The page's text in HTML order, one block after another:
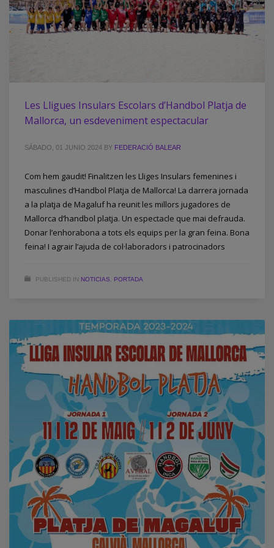
Les Lligues Insulars Escolars d’Handbol Platja de
Mallorca, un esdeveniment espectacular
SÁBADO, 01 JUNIO 2024 BY FEDERACIÓ BALEAR
Com hem gaudit! Finalitzen les Lliges Insulars femenines i
masculines d’Handbol Platja de Mallorca! La darrera jornada
a la platja de Magaluf ha reunit les millors jugadores de
Mallorca d’handbol platja. Un espectacle que mai defrauda.
Donar l’enhorabona a tots els equips per la gran feina. Bona
feina! I agrair l’ajuda de col·laboradors i patrocinadors
PUBLISHED IN NOTICIAS PORTADA